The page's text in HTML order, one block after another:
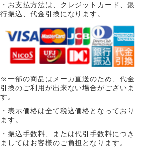
・お支払方法は、クレジットカード、銀
行振込、代金引換になります。
※一部の商品はメーカ直送のため、代金
引換のご利用が出来ない場合がございま
す。
・表示価格は全て税込価格となっており
ます。
・振込手数料、または代引手数料につき
ましてはお客様のご負担となります。